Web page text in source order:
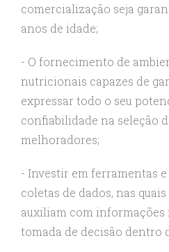
comercialização seja
anos de idade;
- O fornecimento de
nutricionais capazes de
expressar todo o seu
confiabilidade na seleção
melhoradores;
- Investir em ferramentas
coletas de dados, nas
auxiliam com informações
tomada de decisão dentro